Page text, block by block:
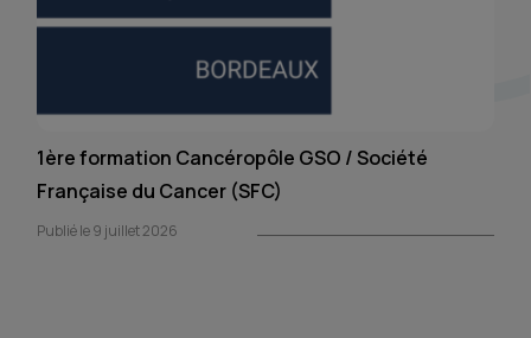
1ère formation Cancéropôle GSO / Société
Française du Cancer (SFC)
Publié le 9 juillet 2026